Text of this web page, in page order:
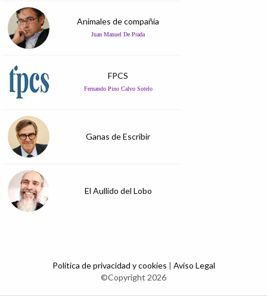
Animales de compañía
Juan Manuel De Prada
FPCS
Fernando Pino Calvo Sotelo
Ganas de Escribir
El Aullido del Lobo
Política de privacidad y cookies | Aviso Legal
©Copyright 2026